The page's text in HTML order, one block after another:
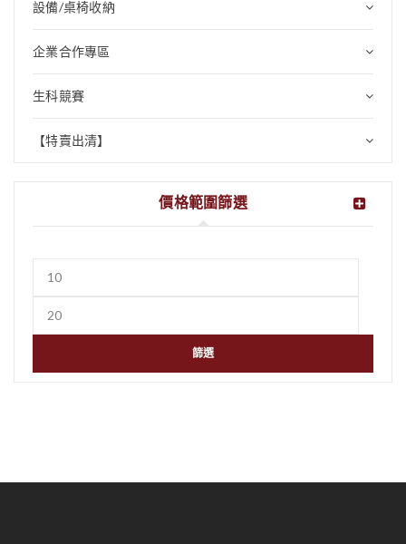
設備/桌椅收納
企業合作專區
生科競賽
【特賣出清】
價格範圍篩選
篩選